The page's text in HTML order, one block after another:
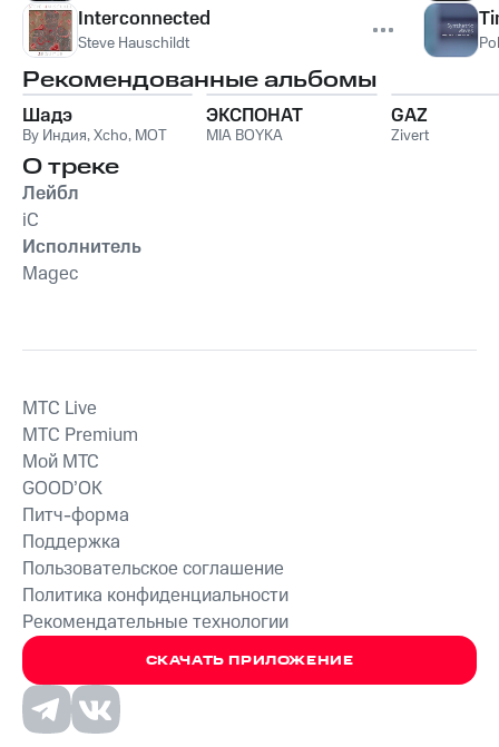
Interconnected
Steve Hauschildt
Рекомендованные альбомы
Шадэ
By Индия,Xcho, MOT
ЭКСПОНАТ
MIA BOYKA
GAZ
Zivert
О треке
Лейбл
iC
Исполнитель
Magec
СКАЧАТЬ ПРИЛОЖЕНИЕ
MTС Live
MTС Premium
Мой МТС
GOOD’OK
Питч-форма
Поддержка
Пользовательское соглашение
Политика конфиденциальности
Рекомендательные технологии